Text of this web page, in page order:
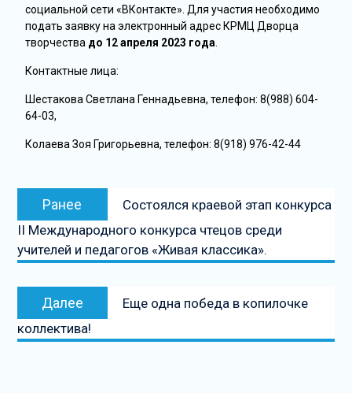
социальной сети «ВКонтакте». Для участия необходимо
подать заявку на электронный адрес КРМЦ Дворца
творчества до 12 апреля 2023 года
Контактные лица:
Шестакова Светлана Геннадьевна, телефон: 8(988) 604-
64-03,
Колаева Зоя Григорьевна, телефон: 8(918) 976-42-44
Ранее
Состоялся краевой этап конкурса
II Международного конкурса чтецов среди
учителей и педагогов «Живая классика».
Далее
Еще одна победа в копилочке
коллектива!